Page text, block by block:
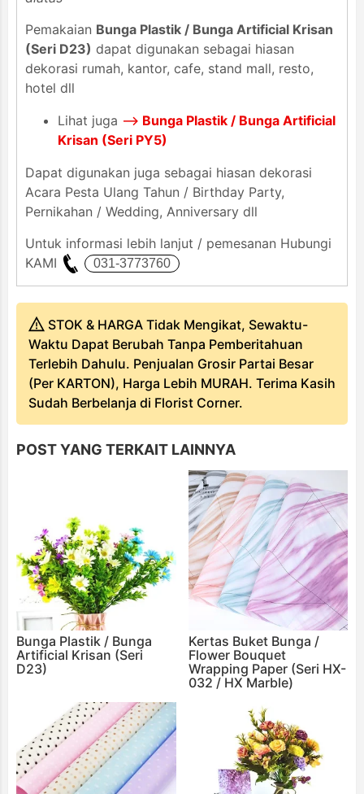
Pemakaian Bunga Plastik / Bunga Artificial Krisan
(Seri D23) dapat digunakan sebagai hiasan
dekorasi rumah, kantor, cafe, stand mall, resto,
hotel dll
Lihat juga --> Bunga Plastik / Bunga Artificial
Krisan (Seri PY5)
Dapat digunakan juga sebagai hiasan dekorasi
Acara Pesta Ulang Tahun / Birthday Party,
Pernikahan / Wedding, Anniversary dll
Untuk informasi lebih lanjut / pemesanan Hubungi
KAMI
STOK & HARGA Tidak Mengikat, Sewaktu-
Waktu Dapat Berubah Tanpa Pemberitahuan
Terlebih Dahulu. Penjualan Grosir Partai Besar
(Per KARTON), Harga Lebih MURAH. Terima Kasih
Sudah Berbelanja di Florist Corner.
POST YANG TERKAIT LAINNYA
Bunga Plastik / Bunga
Artificial Krisan (Seri
D23)
Kertas Buket Bunga /
Flower Bouquet
Wrapping Paper (Seri HX-
032 / HX Marble)